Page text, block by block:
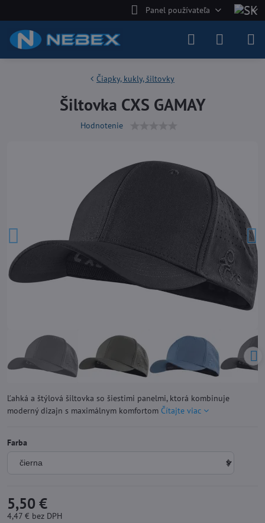
Panel používateľa
Čiapky, kukly, šiltovky
Šiltovka CXS GAMAY
Hodnotenie
Ľahká a štýlová šiltovka so šiestimi panelmi, ktorá kombinuje
moderný dizajn s maximálnym komfortom Čítajte viac
Farba
5,50 €
4,47 € bez DPH